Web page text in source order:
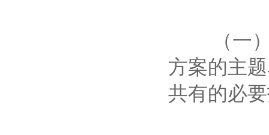
（一）
方案的主
共有的必